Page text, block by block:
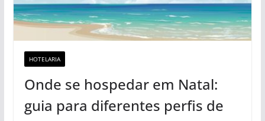
HOTELARIA
Onde se hospedar em Natal:
guia para diferentes perfis de